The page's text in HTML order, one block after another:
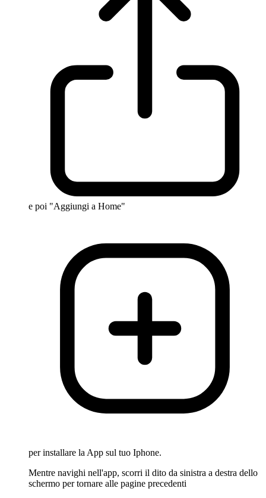
e poi "Aggiungi a Home"
per installare la App sul tuo Iphone.
Mentre navighi nell'app, scorri il dito da sinistra a destra dello
schermo per tornare alle pagine precedenti